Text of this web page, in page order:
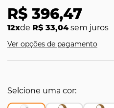
R$ 396,47
12xde R$ 33,04sem juros
Ver opções de pagamento
Selcione uma cor